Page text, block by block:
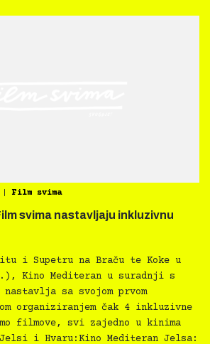
Film svima
svima nastavljaju inkluzivnu
i Supetru na Braču te Koke u
Kino Mediteran u suradnji s
nastavlja sa svojom prvom
organiziranjem čak 4 inkluzivne
filmove, svi zajedno u kinima
i Hvaru:Kino Mediteran Jelsa: